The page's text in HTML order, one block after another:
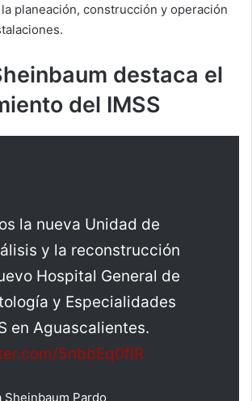
planeación, construcción y operación
destaca el
del IMSS
la nueva Unidad de
y la reconstrucción
Hospital General de
y Especialidades
en Aguascalientes.
5nbbEq0flR
Pardo